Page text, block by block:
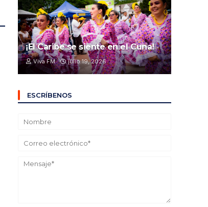
¡El Caribe se siente en el Cuna!
Viva FM julio 19, 2026
ESCRÍBENOS